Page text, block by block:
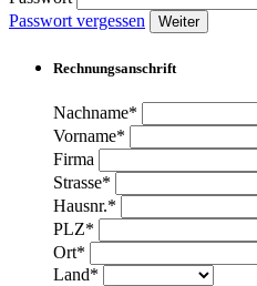
Passwort vergessen
Weiter
Rechnungsanschrift
Nachname*
Vorname*
Firma
Strasse*
Hausnr.*
PLZ*
Ort*
Land*